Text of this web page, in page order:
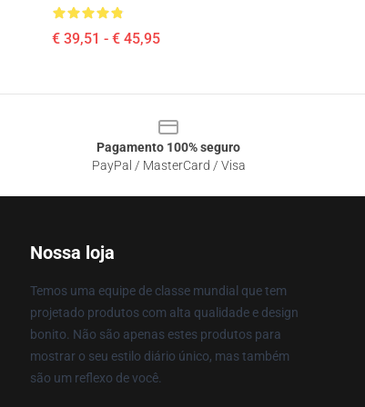
€ 39,51 - € 45,95
Pagamento 100% seguro
PayPal / MasterCard / Visa
Nossa loja
Temos uma equipe de classe mundial que tem
projetado produtos com alta qualidade e design
bonito. Não são apenas estes produtos para
mostrar o seu estilo diário único, mas também
são um reflexo de você.